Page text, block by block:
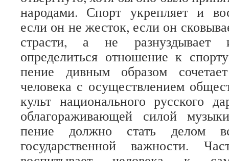
народами. Спорт укрепляет и
если он не жесток, если он
страсти, а не
определиться отношение к
пение дивным образом сочетает
человека с осуществлением
культ национального русского
облагораживающей силой
пение должно стать делом
государственной важности.